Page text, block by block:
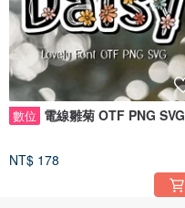
數位 電線雛菊 OTF PNG SVG
NT$ 178